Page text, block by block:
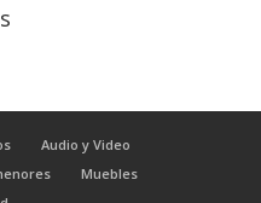
Audio y Video
Muebles